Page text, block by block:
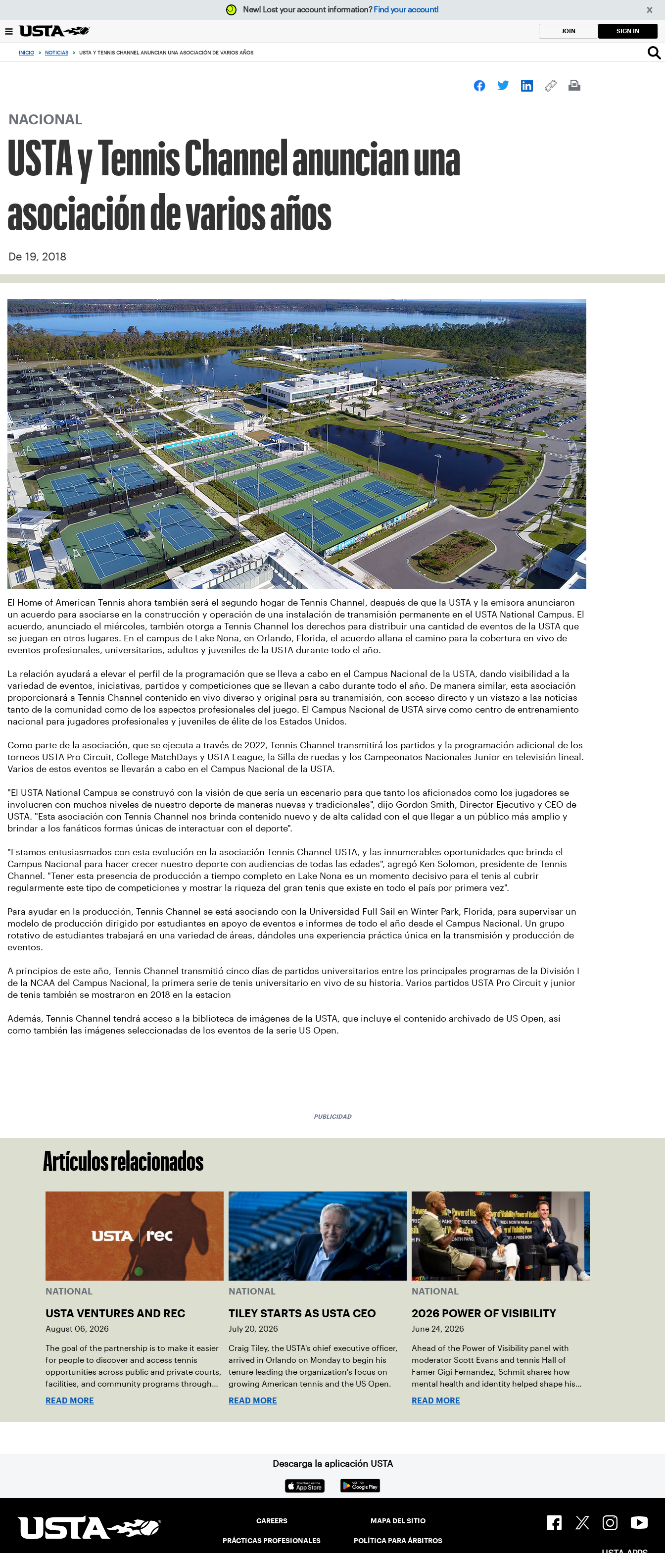
el
botón
New! Lost your account information? Find your account!
JOIN SIGN IN
INICIO > NOTICIAS > USTA Y TENNIS CHANNEL ANUNCIAN UNA ASOCIACIÓN DE VARIOS AÑOS
NACIONAL
USTA y Tennis Channel anuncian una
asociación de varios años
De 19, 2018
El Home of American Tennis ahora también será el segundo hogar de Tennis Channel, después de que la USTA y la emisora anunciaron
un acuerdo para asociarse en la construcción y operación de una instalación de transmisión permanente en el USTA National Campus. El
acuerdo, anunciado el miércoles, también otorga a Tennis Channel los derechos para distribuir una cantidad de eventos de la USTA que
se juegan en otros lugares. En el campus de Lake Nona, en Orlando, Florida, el acuerdo allana el camino para la cobertura en vivo de
eventos profesionales, universitarios, adultos y juveniles de la USTA durante todo el año.
La relación ayudará a elevar el perfil de la programación que se lleva a cabo en el Campus Nacional de la USTA, dando visibilidad a la
variedad de eventos, iniciativas, partidos y competiciones que se llevan a cabo durante todo el año. De manera similar, esta asociación
proporcionará a Tennis Channel contenido en vivo diverso y original para su transmisión, con acceso directo y un vistazo a las noticias
tanto de la comunidad como de los aspectos profesionales del juego. El Campus Nacional de USTA sirve como centro de entrenamiento
nacional para jugadores profesionales y juveniles de élite de los Estados Unidos.
Como parte de la asociación, que se ejecuta a través de 2022, Tennis Channel transmitirá los partidos y la programación adicional de los
torneos USTA Pro Circuit, College MatchDays y USTA League, la Silla de ruedas y los Campeonatos Nacionales Junior en televisión lineal.
Varios de estos eventos se llevarán a cabo en el Campus Nacional de la USTA.
"El USTA National Campus se construyó con la visión de que sería un escenario para que tanto los aficionados como los jugadores se
involucren con muchos niveles de nuestro deporte de maneras nuevas y tradicionales", dijo Gordon Smith, Director Ejecutivo y CEO de
USTA. "Esta asociación con Tennis Channel nos brinda contenido nuevo y de alta calidad con el que llegar a un público más amplio y
brindar a los fanáticos formas únicas de interactuar con el deporte".
"Estamos entusiasmados con esta evolución en la asociación Tennis Channel-USTA, y las innumerables oportunidades que brinda el
Campus Nacional para hacer crecer nuestro deporte con audiencias de todas las edades", agregó Ken Solomon, presidente de Tennis
Channel. "Tener esta presencia de producción a tiempo completo en Lake Nona es un momento decisivo para el tenis al cubrir
regularmente este tipo de competiciones y mostrar la riqueza del gran tenis que existe en todo el país por primera vez".
Para ayudar en la producción, Tennis Channel se está asociando con la Universidad Full Sail en Winter Park, Florida, para supervisar un
modelo de producción dirigido por estudiantes en apoyo de eventos e informes de todo el año desde el Campus Nacional. Un grupo
rotativo de estudiantes trabajará en una variedad de áreas, dándoles una experiencia práctica única en la transmisión y producción de
eventos.
A principios de este año, Tennis Channel transmitió cinco días de partidos universitarios entre los principales programas de la División I
de la NCAA del Campus Nacional, la primera serie de tenis universitario en vivo de su historia. Varios partidos USTA Pro Circuit y junior
de tenis también se mostraron en 2018 en la estacion
Además, Tennis Channel tendrá acceso a la biblioteca de imágenes de la USTA, que incluye el contenido archivado de US Open, así
como también las imágenes seleccionadas de los eventos de la serie US Open.
PUBLICIDAD
Artículos relacionados
NATIONAL
USTA VENTURES AND REC
August 06, 2026
The goal of the partnership is to make it easier
for people to discover and access tennis
opportunities across public and private courts,
facilities, and community programs through
one connected network.
READ MORE
NATIONAL
TILEY STARTS AS USTA CEO
July 20, 2026
Craig Tiley, the USTA's chief executive officer,
arrived in Orlando on Monday to begin his
tenure leading the organization's focus on
growing American tennis and the US Open.
READ MORE
NATIONAL
2026 POWER OF VISIBILITY
June 24, 2026
Ahead of the Power of Visibility panel with
moderator Scott Evans and tennis Hall of
Famer Gigi Fernandez, Schmit shares how
mental health and identity helped shape his
debut novel.
READ MORE
Descarga la aplicación USTA
CAREERS
PRÁCTICAS PROFESIONALES
MAPA DEL SITIO
POLÍTICA PARA ÁRBITROS